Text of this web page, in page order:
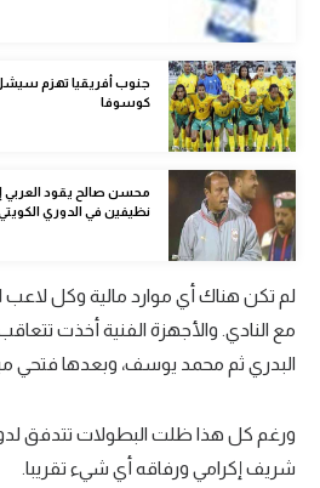
ركن الألعاب
أقسام خاصة
Gamers
ميركاتو
تحقيق في الجول
تقرير في الجول
تحليل في الجول
كويز في الجول
كوسوفا
محسن صالح يقود العربي
نظيفين في الدوري
لم تكن هناك أي موارد مالية وكل
مع النادي. والأجهزة الفنية أخذت
البدري ثم محمد يوسف، وبعدها فتحي
ورغم كل هذا ظلت البطولات تتدفق
شريف إكرامي ورفاقه أي شيء تقريبا.